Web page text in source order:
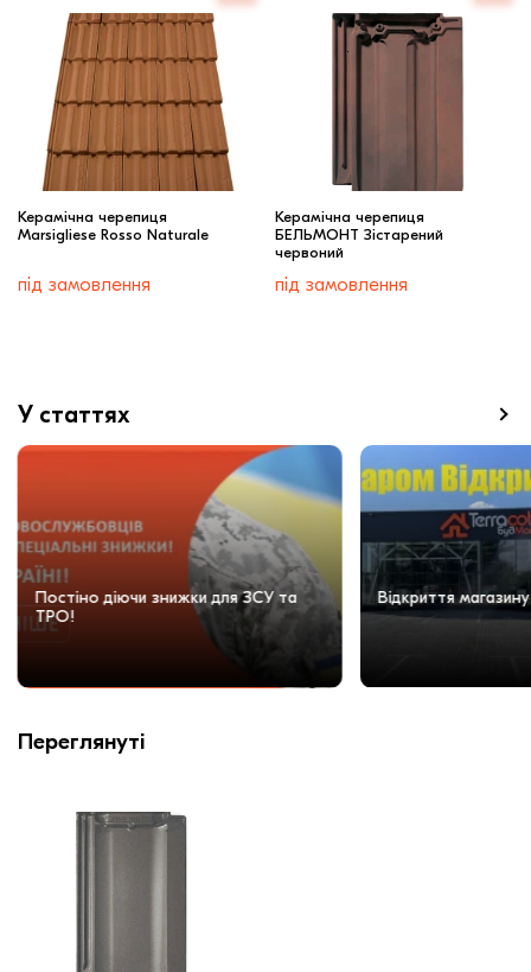
Керамічна черепиця
Marsigliese Rosso Naturale
під замовлення
Керамічна черепиця
БЕЛЬМОНТ Зістарений
червоний
під замовлення
У статтях
Постіно діючи знижки для ЗСУ та
ТРО!
Відкриття магазину
Переглянуті